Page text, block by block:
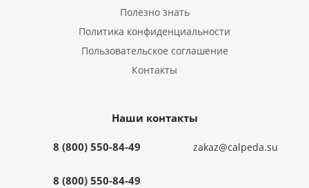
Полезно знать
Политика конфиденциальности
Пользовательское соглашение
Контакты
Наши контакты
8 (800) 550-84-49
8 (800) 550-84-49
zakaz@calpeda.su